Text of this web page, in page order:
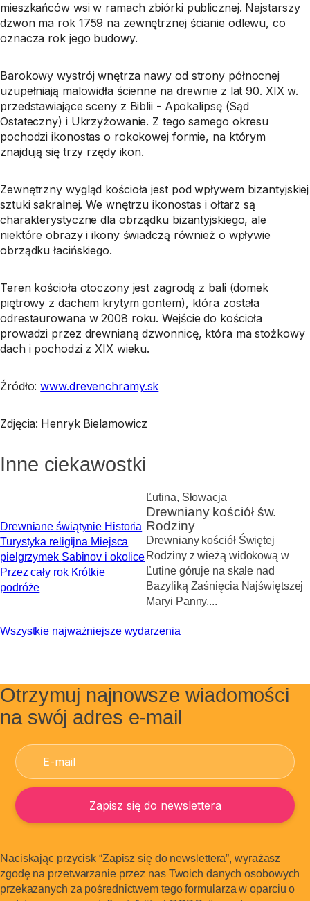
mieszkańców wsi w ramach zbiórki publicznej. Najstarszy
dzwon ma rok 1759 na zewnętrznej ścianie odlewu, co
oznacza rok jego budowy.
Barokowy wystrój wnętrza nawy od strony północnej
uzupełniają malowidła ścienne na drewnie z lat 90. XIX w.
przedstawiające sceny z Biblii - Apokalipsę (Sąd
Ostateczny) i Ukrzyżowanie. Z tego samego okresu
pochodzi ikonostas o rokokowej formie, na którym
znajdują się trzy rzędy ikon.
Zewnętrzny wygląd kościoła jest pod wpływem bizantyjskiej
sztuki sakralnej. We wnętrzu ikonostas i ołtarz są
charakterystyczne dla obrządku bizantyjskiego, ale
niektóre obrazy i ikony świadczą również o wpływie
obrządku łacińskiego.
Teren kościoła otoczony jest zagrodą z bali (domek
piętrowy z dachem krytym gontem), która została
odrestaurowana w 2008 roku. Wejście do kościoła
prowadzi przez drewnianą dzwonnicę, która ma stożkowy
dach i pochodzi z XIX wieku.
Źródło:www.drevenchramy.sk
Zdjęcia: Henryk Bielamowicz
Inne ciekawostki
Drewniane świątynie Historia
Turystyka religijna Miejsca
pielgrzymek Sabinov i okolice
Przez cały rok Krótkie
podróże
Ľutina, Słowacja
Drewniany kościół św.
Rodziny
Drewniany kościół Świętej
Rodziny z wieżą widokową w
Ľutine góruje na skale nad
Bazyliką Zaśnięcia Najświętszej
Maryi Panny....
Wszystkie najważniejsze wydarzenia
Otrzymuj najnowsze wiadomości
na swój adres e-mail
Naciskając przycisk “Zapisz się do newslettera”, wyrażasz
zgodę na przetwarzanie przez nas Twoich danych osobowych
przekazanych za pośrednictwem tego formularza w oparciu o